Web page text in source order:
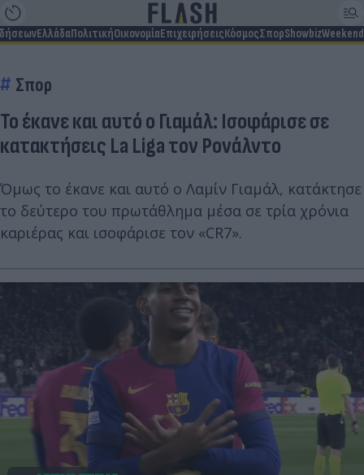
ΕλλάδαΠολιτικήΟικονομίαΕπιχειρήσειςΚόσμοςΣπορShowbizWeekend
Σπορ
Το έκανε και αυτό ο Γιαμάλ: Ισοφάρισε σε
κατακτήσεις La Liga τον Ρονάλντο
Όμως το έκανε και αυτό ο Λαμίν Γιαμάλ, κατάκτησε
το δεύτερο του πρωτάθλημα μέσα σε τρία χρόνια
καριέρας και ισοφάρισε τον «CR7».